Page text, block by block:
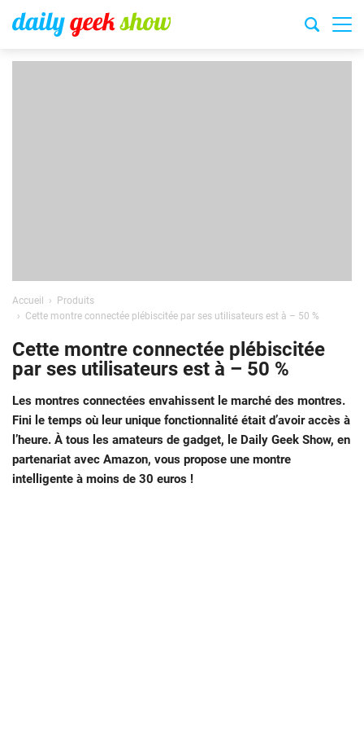
Accueil
Produits
Cette montre connectée plébiscitée par ses utilisateurs est à – 50 %
Cette montre connectée plébiscitée
par ses utilisateurs est à – 50 %
Les montres connectées envahissent le marché des montres.
Fini le temps où leur unique fonctionnalité était d’avoir accès à
l’heure. À tous les amateurs de gadget, le Daily Geek Show, en
partenariat avec Amazon, vous propose une montre
intelligente à moins de 30 euros !